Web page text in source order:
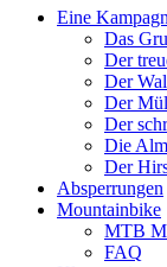
Eine
Das
Der
Der
Der
Der
Die
Der
Absperrungen
Mountainbike
MTB
FAQ